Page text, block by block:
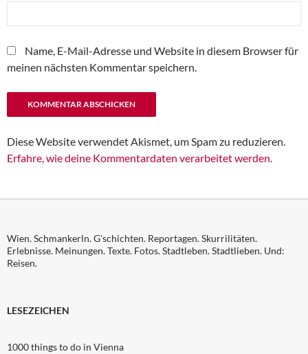
Name, E-Mail-Adresse und Website in diesem Browser für
meinen nächsten Kommentar speichern.
Diese Website verwendet Akismet, um Spam zu reduzieren.
Erfahre, wie deine Kommentardaten verarbeitet werden.
Wien. Schmankerln. G'schichten. Reportagen. Skurrilitäten.
Erlebnisse. Meinungen. Texte. Fotos. Stadtleben. Stadtlieben. Und:
Reisen.
LESEZEICHEN
1000 things to do in Vienna